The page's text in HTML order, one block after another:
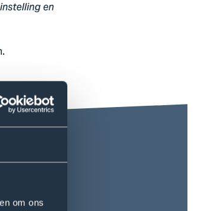
om ons
en